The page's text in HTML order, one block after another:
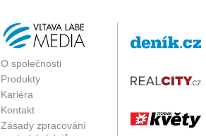
O společnosti
Produkty
Kariéra
Kontakt
Zásady zpracování